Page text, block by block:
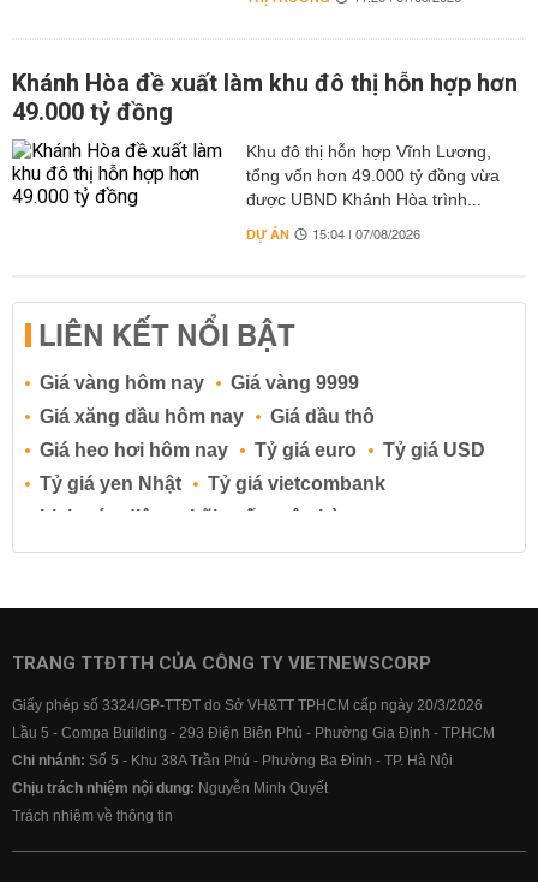
Khánh Hòa đề xuất làm khu đô thị hỗn hợp hơn
49.000 tỷ đồng
Khu đô thị hỗn hợp Vĩnh Lương,
tổng vốn hơn 49.000 tỷ đồng vừa
được UBND Khánh Hòa trình...
DỰ ÁN 15:04 | 07/08/2026
LIÊN KẾT NỔI BẬT
Giá vàng hôm nay
Giá vàng 9999
Giá xăng dầu hôm nay
Giá dầu thô
Giá heo hơi hôm nay
Tỷ giá euro
Tỷ giá USD
Tỷ giá yen Nhật
Tỷ giá vietcombank
Lịch cúp điện
Lãi suất ngân hàng
Lãi suất tiết kiệm
Lãi suất tiền gửi
Lãi suất ngân hàng BIDV
Lãi suất ngân hàng Vietcombank
TRANG TTĐTTH CỦA CÔNG TY VIETNEWSCORP
Giấy phép số 3324/GP-TTĐT do Sở VH&TT TPHCM cấp ngày 20/3/2026
Lầu 5 - Compa Building - 293 Điện Biên Phủ - Phường Gia Định - TP.HCM
Chi nhánh: Số 5 - Khu 38A Trần Phú - Phường Ba Đình - TP. Hà Nội
Chịu trách nhiệm nội dung: Nguyễn Minh Quyết
Trách nhiệm về thông tin